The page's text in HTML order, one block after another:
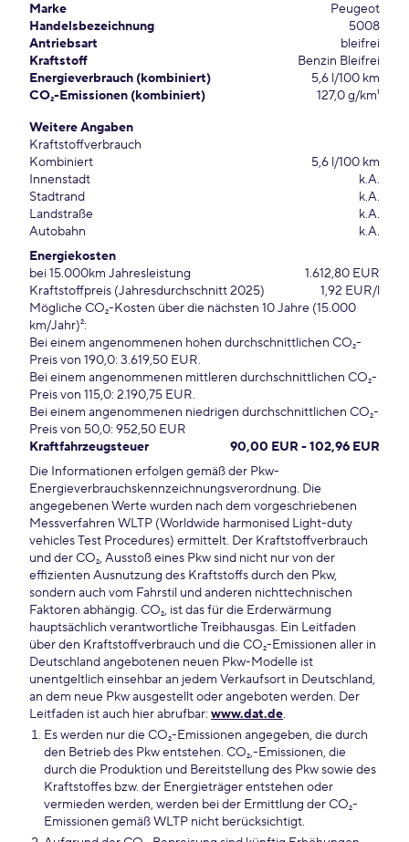
Marke
Peugeot
Handelsbezeichnung
5008
Antriebsart
bleifrei
Kraftstoff
Benzin Bleifrei
Energieverbrauch (kombiniert)
5,6 l/100 km
CO₂-Emissionen (kombiniert)
127,0 g/km¹
Weitere Angaben
Kraftstoffverbrauch
Kombiniert
5,6 l/100 km
Innenstadt
k.A.
Stadtrand
k.A.
Landstraße
k.A.
Autobahn
k.A.
Energiekosten
bei 15.000km Jahresleistung
1.612,80 EUR
Kraftstoffpreis (Jahresdurchschnitt 2025)
1,92 EUR/l
Mögliche CO₂-Kosten über die nächsten 10 Jahre (15.000
km/Jahr)²:
Bei einem angenommenen hohen durchschnittlichen CO₂-
Preis von 190,0: 3.619,50 EUR.
Bei einem angenommenen mittleren durchschnittlichen CO₂-
Preis von 115,0: 2.190,75 EUR.
Bei einem angenommenen niedrigen durchschnittlichen CO₂-
Preis von 50,0: 952,50 EUR
Kraftfahrzeugsteuer
90,00 EUR - 102,96 EUR
Die Informationen erfolgen gemäß der Pkw-
Energieverbrauchskennzeichnungsverordnung. Die
angegebenen Werte wurden nach dem vorgeschriebenen
Messverfahren WLTP (Worldwide harmonised Light-duty
vehicles Test Procedures) ermittelt. Der Kraftstoffverbrauch
und der CO₂, Ausstoß eines Pkw sind nicht nur von der
effizienten Ausnutzung des Kraftstoffs durch den Pkw,
sondern auch vom Fahrstil und anderen nichttechnischen
Faktoren abhängig. CO₂, ist das für die Erderwärmung
hauptsächlich verantwortliche Treibhausgas. Ein Leitfaden
über den Kraftstoffverbrauch und die CO₂-Emissionen aller in
Deutschland angebotenen neuen Pkw-Modelle ist
unentgeltlich einsehbar an jedem Verkaufsort in Deutschland,
an dem neue Pkw ausgestellt oder angeboten werden. Der
Leitfaden ist auch hier abrufbar: www.dat.de.
Es werden nur die CO₂-Emissionen angegeben, die durch
den Betrieb des Pkw entstehen. CO₂,-Emissionen, die
durch die Produktion und Bereitstellung des Pkw sowie des
Kraftstoffes bzw. der Energieträger entstehen oder
vermieden werden, werden bei der Ermittlung der CO₂-
Emissionen gemäß WLTP nicht berücksichtigt.